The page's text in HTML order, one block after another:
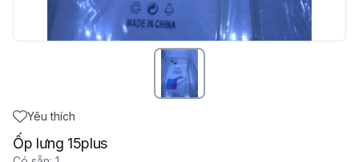
Yêu thích
Ốp lưng 15plus